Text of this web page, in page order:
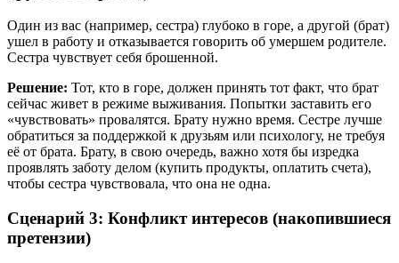
Один из вас (например, сестра) глубоко в горе, а другой (брат)
ушел в работу и отказывается говорить об умершем родителе.
Сестра чувствует себя брошенной.
Решение: Тот, кто в горе, должен принять тот факт, что брат
сейчас живет в режиме выживания. Попытки заставить его
«чувствовать» провалятся. Брату нужно время. Сестре лучше
обратиться за поддержкой к друзьям или психологу, не требуя
её от брата. Брату, в свою очередь, важно хотя бы изредка
проявлять заботу делом (купить продукты, оплатить счета),
чтобы сестра чувствовала, что она не одна.
Сценарий 3: Конфликт интересов (накопившиеся
претензии)